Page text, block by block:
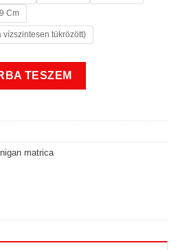
Cm
vízszintesen tükrözött)
TESZEM
matrica